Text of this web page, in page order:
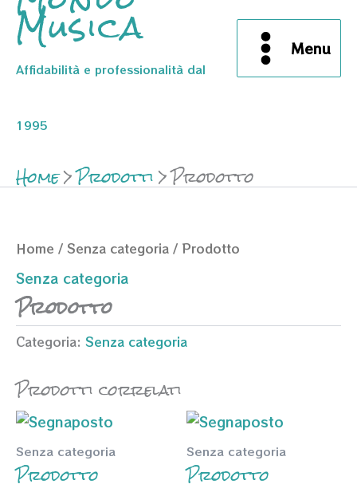
Musica
Affidabilità e professionalità dal
1995
Menu
Home Prodotti Prodotto
Home / Senza categoria / Prodotto
Senza categoria
Prodotto
Categoria: Senza categoria
Prodotti correlati
Senza categoria
Prodotto
Senza categoria
Prodotto